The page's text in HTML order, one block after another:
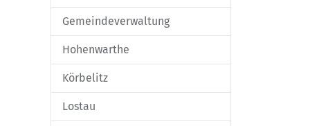
Gemeindeverwaltung
Hohenwarthe
Körbelitz
Lostau